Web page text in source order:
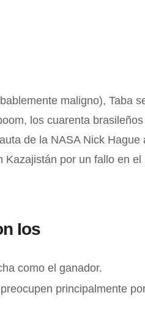
maligno), Taba
los cuarenta
de la NASA Nick Hague
por un fallo en el
Ios
como el ganador.
principalmente